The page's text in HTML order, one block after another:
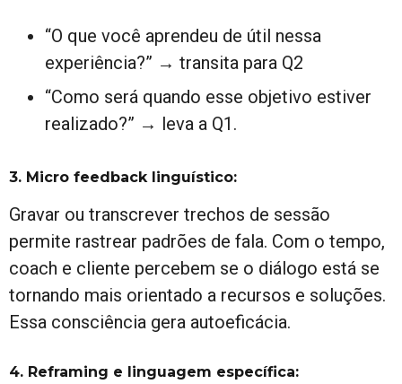
“O que você aprendeu de útil nessa
experiência?” → transita para Q2
“Como será quando esse objetivo estiver
realizado?” → leva a Q1.
3. Micro feedback linguístico:
Gravar ou transcrever trechos de sessão
permite rastrear padrões de fala. Com o tempo,
coach e cliente percebem se o diálogo está se
tornando mais orientado a recursos e soluções.
Essa consciência gera autoeficácia.
4. Reframing e linguagem específica: